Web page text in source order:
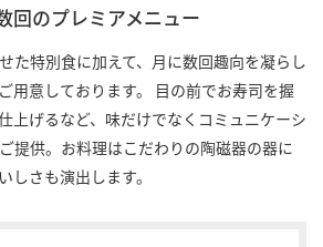
回のプレミアメニュー
た特別食に加えて、月に数回趣向を凝らし
用意しております。 目の前でお寿司を握
上げるなど、味だけでなくコミュニケーシ
提供。お料理はこだわりの陶磁器の器に
しさも演出します。